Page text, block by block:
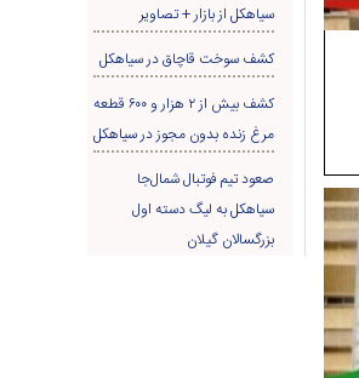
سیاهکل از بازار + تصاویر
کشف سوخت قاچاق در سياهکل
کشف بیش از ۲ هزار و ۶۰۰ قطعه
مرغ زنده بدون مجوز در سیاهکل
صعود تیم فوتبال شمال‌جا‌
سیاهکل به لیگ دسته اول
بزرگسالان گیلان